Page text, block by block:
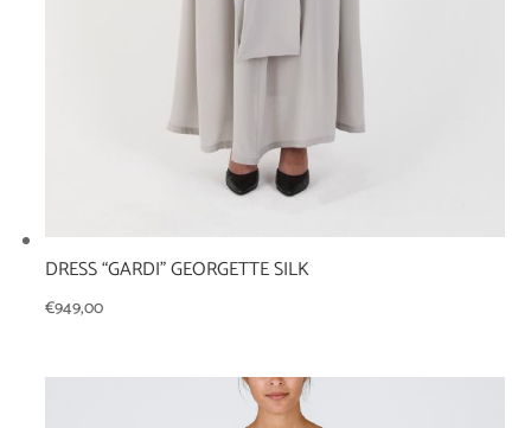
DRESS “GARDI” GEORGETTE SILK
€949,00